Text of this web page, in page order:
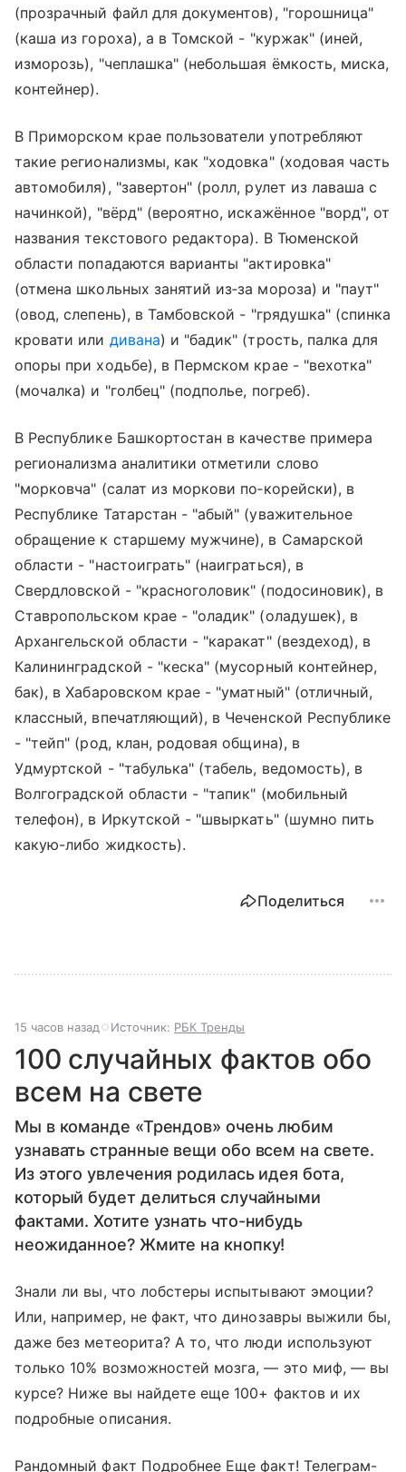
(прозрачный файл для документов), "горошница"
(каша из гороха), а в Томской - "куржак" (иней,
изморозь), "чеплашка" (небольшая ёмкость, миска,
контейнер).
В Приморском крае пользователи употребляют
такие регионализмы, как "ходовка" (ходовая часть
автомобиля), "завертон" (ролл, рулет из лаваша с
начинкой), "вёрд" (вероятно, искажённое "ворд", от
названия текстового редактора). В Тюменской
области попадаются варианты "актировка"
(отмена школьных занятий из‑за мороза) и "паут"
(овод, слепень), в Тамбовской - "грядушка" (спинка
кровати или дивана) и "бадик" (трость, палка для
опоры при ходьбе), в Пермском крае - "вехотка"
(мочалка) и "голбец" (подполье, погреб).
В Республике Башкортостан в качестве примера
регионализма аналитики отметили слово
"морковча" (салат из моркови по‑корейски), в
Республике Татарстан - "абый" (уважительное
обращение к старшему мужчине), в Самарской
области - "настоиграть" (наиграться), в
Свердловской - "красноголовик" (подосиновик), в
Ставропольском крае - "оладик" (оладушек), в
Архангельской области - "каракат" (вездеход), в
Калининградской - "кеска" (мусорный контейнер,
бак), в Хабаровском крае - "уматный" (отличный,
классный, впечатляющий), в Чеченской Республике
- "тейп" (род, клан, родовая община), в
Удмуртской - "табулька" (табель, ведомость), в
Волгоградской области - "тапик" (мобильный
телефон), в Иркутской - "швыркать" (шумно пить
какую-либо жидкость).
Поделиться
15 часов назад Источник: РБК Тренды
100 случайных фактов обо
всем на свете
Мы в команде «Трендов» очень любим
узнавать странные вещи обо всем на свете.
Из этого увлечения родилась идея бота,
который будет делиться случайными
фактами. Хотите узнать что-нибудь
неожиданное? Жмите на кнопку!
Знали ли вы, что лобстеры испытывают эмоции?
Или, например, не факт, что динозавры выжили бы,
даже без метеорита? А то, что люди используют
только 10% возможностей мозга, — это миф, — вы
курсе? Ниже вы найдете еще 100+ фактов и их
подробные описания.
Рандомный факт Подробнее Еще факт! Телеграм-